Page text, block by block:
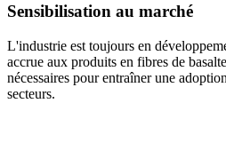
Sensibilisation au marché
L'industrie est toujours en
accrue aux produits en fibres de
nécessaires pour entraîner une
secteurs.